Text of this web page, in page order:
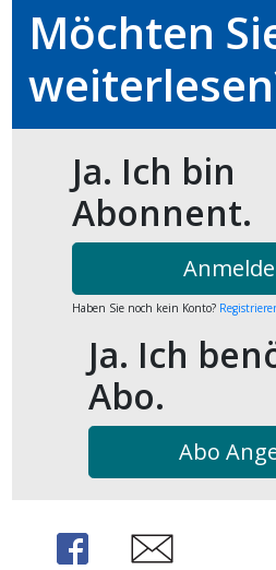
Möchten
Ja. Ich bin
Abonnent.
Haben Sie noch kein Konto?
Ja. Ich
Abo.
Abo
Share Share